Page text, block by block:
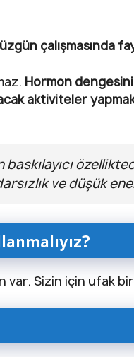
çalışmasında
Hormon
aktiviteler
ve düşük
Sizin için ufak bir